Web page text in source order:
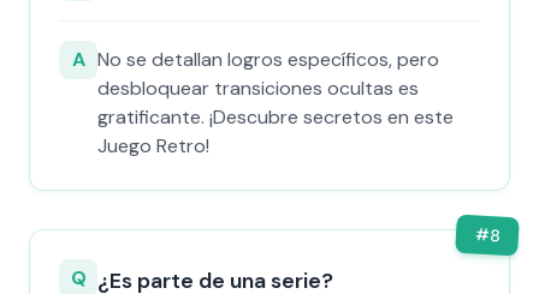
A No se detallan logros específicos, pero
desbloquear transiciones ocultas es
gratificante. ¡Descubre secretos en este
Juego Retro!
#8
Q ¿Es parte de una serie?